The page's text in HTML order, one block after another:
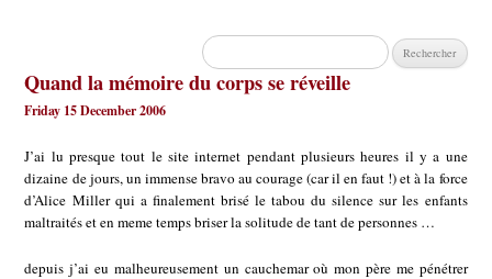
Rechercher :
Quand la mémoire du corps se réveille
Friday 15 December 2006
J’ai lu presque tout le site internet pendant plusieurs heures il y a une
dizaine de jours, un immense bravo au courage (car il en faut !) et à la force
d’Alice Miller qui a finalement brisé le tabou du silence sur les enfants
maltraités et en meme temps briser la solitude de tant de personnes …
depuis j’ai eu malheureusement un cauchemar où mon père me pénétrer